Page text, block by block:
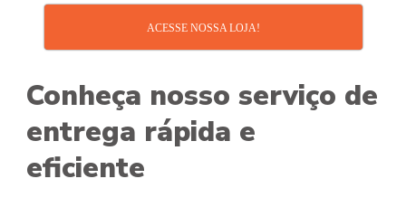
ACESSE NOSSA LOJA!
Conheça nosso serviço de
entrega rápida e
eficiente